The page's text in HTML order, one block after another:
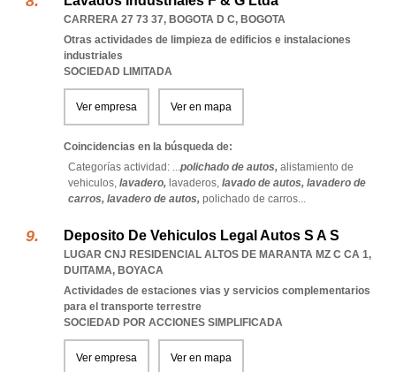
CARRERA 27 73 37, BOGOTA D C, BOGOTA
Otras actividades de limpieza de edificios e instalaciones
industriales
SOCIEDAD LIMITADA
Ver empresa Ver en mapa
Coincidencias en la búsqueda de:
Categorías actividad: ...polichado de autos, alistamiento de
vehiculos, lavadero, lavaderos, lavado de autos, lavadero de
carros, lavadero de autos, polichado de carros...
Deposito De Vehiculos Legal Autos S A S
LUGAR CNJ RESIDENCIAL ALTOS DE MARANTA MZ C CA 1,
DUITAMA, BOYACA
Actividades de estaciones vias y servicios complementarios
para el transporte terrestre
SOCIEDAD POR ACCIONES SIMPLIFICADA
Ver empresa Ver en mapa